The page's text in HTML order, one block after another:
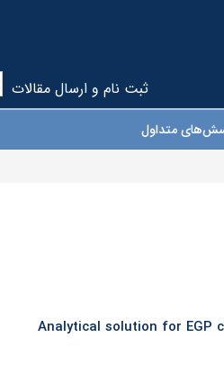
ثبت نام و ارسال مقالات
متداول
Analytical solution for EGP